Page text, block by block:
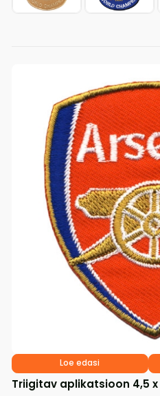
Triigitav aplikatsioon 4,5 x
Loe edasi